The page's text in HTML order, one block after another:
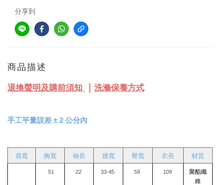
分享到
商品描述
退換聲明及購前須知 洗滌保養方式
手工平量誤差 ± 2 公分內
肩寬 胸寬 袖長 腰寬 臀寬 衣長 材質
51 22 33-45 59 109
聚酯纖
維